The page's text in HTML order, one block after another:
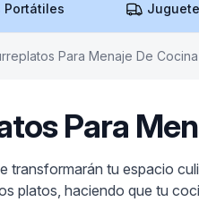
Portátiles
Para Menaje De Cocina
Para
tu espacio
platos, haciendo que tu